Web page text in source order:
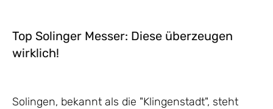
Top Solinger Messer: Diese überzeugen
wirklich!
Solingen, bekannt als die "Klingenstadt", steht